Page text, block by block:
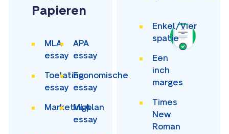
Papieren
MLA
essay
APA
essay
Toelating
essay
Economische
essay
Marketingplan
MLA
essay
Enkel/Vier
spatie
Een
inch
marges
Times
New
Roman